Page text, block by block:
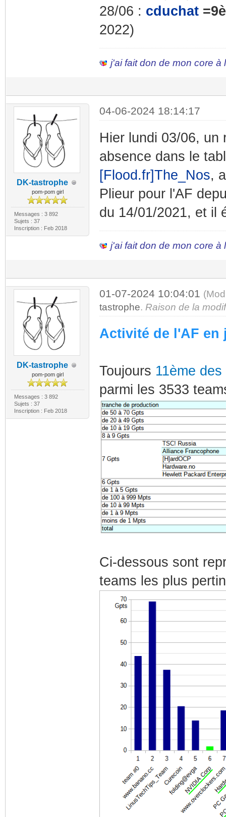
28/06 : cduchat
2022)
j'ai fait don de mon core à
DK-tastrophe
pom-pom girl
Messages : 3 892
Sujets : 37
Inscription : Feb 2018
04-06-2024 18:14:17
Hier lundi 03/06, un
absence dans le
[Flood.fr]The_Nos,
Plieur pour l'AF
du 14/01/2021, et il
j'ai fait don de mon core à
DK-tastrophe
pom-pom girl
Messages : 3 892
Sujets : 37
Inscription : Feb 2018
01-07-2024 10:04:01
tastrophe. Raison de la
Activité de l'AF en
Toujours 11ème
parmi les 3533
Ci-dessous sont
teams les plus